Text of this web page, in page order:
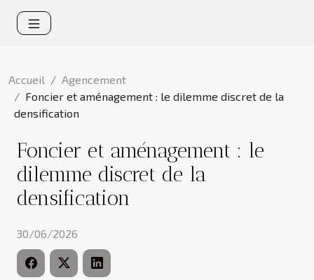
Accueil
Agencement
Foncier et aménagement : le dilemme discret de la
densification
Foncier et aménagement : le
dilemme discret de la
densification
30/06/2026